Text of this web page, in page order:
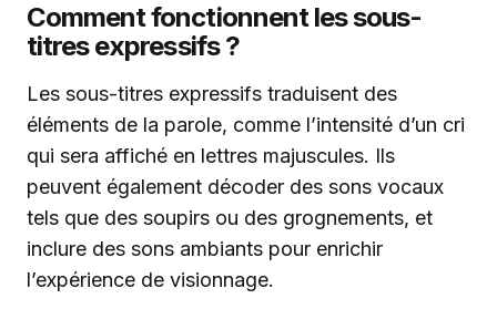
Comment fonctionnent les sous-
titres expressifs ?
Les sous-titres expressifs traduisent des
éléments de la parole, comme l’intensité d’un cri
qui sera affiché en lettres majuscules. Ils
peuvent également décoder des sons vocaux
tels que des soupirs ou des grognements, et
inclure des sons ambiants pour enrichir
l’expérience de visionnage.